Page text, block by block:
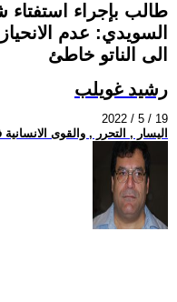
طالب بإجراء
السويدي: عدم
الى الناتو خاطئ
رشيد غويلب
2022 / 5 / 19
اليسار , التحرر , والقوى الانسانية